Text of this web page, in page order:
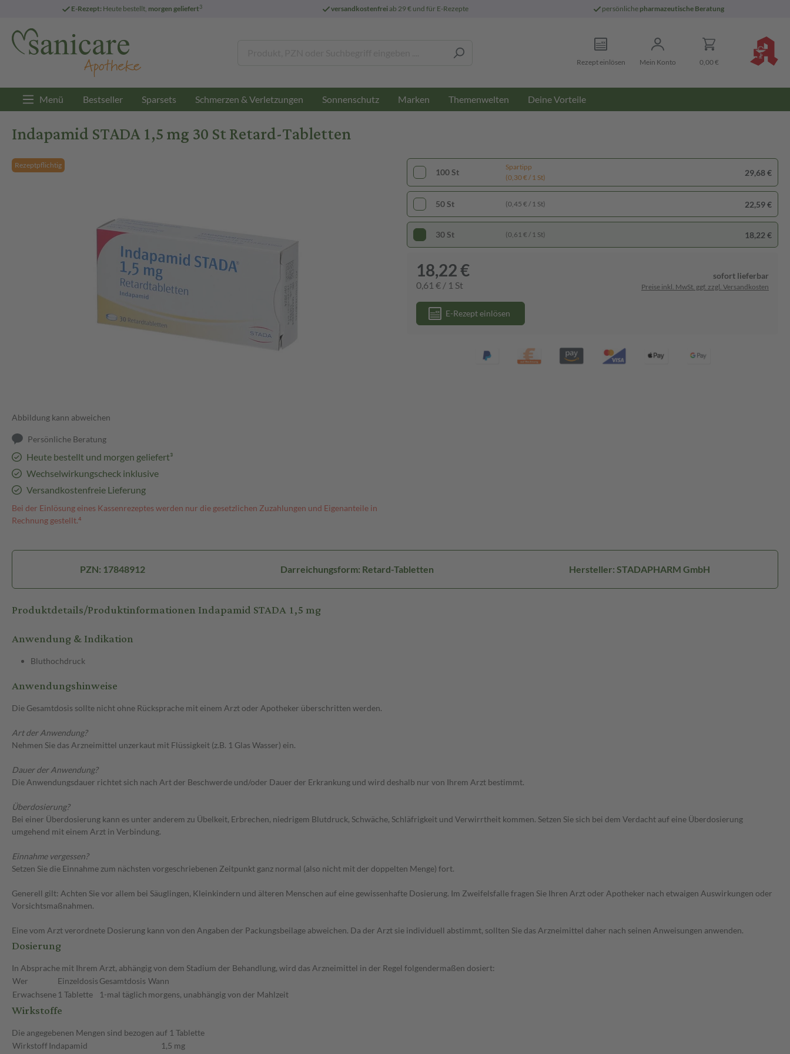
E-Rezept: Heute bestellt, morgen geliefert3 versandkostenfreiab 29 € und für E-Rezepte persönliche pharmazeutische Beratung
Rezept einlösen Mein Konto 0,00 €
Menü Bestseller Sparsets Schmerzen & Verletzungen Sonnenschutz Marken Themenwelten Deine Vorteile
Indapamid STADA 1,5 mg 30 St Retard-Tabletten
Rezeptpflichtig
Abbildung kann abweichen
Persönliche Beratung
Heute bestellt und morgen geliefert³
Wechselwirkungscheck inklusive
Versandkostenfreie Lieferung
Bei der Einlösung eines Kassenrezeptes werden nur die gesetzlichen Zuzahlungen und Eigenanteile in
Rechnung gestellt.⁴
100 St
Spartipp
(0,30 € / 1 St)
29,68 €
50 St (0,45 € / 1 St) 22,59 €
30 St (0,61 € / 1 St) 18,22 €
18,22 €
0,61 € / 1 St
sofort lieferbar
Preise inkl. MwSt. ggf. zzgl. Versandkosten
E-Rezept einlösen
PZN: 17848912 Darreichungsform: Retard-Tabletten Hersteller: STADAPHARM GmbH
Produktdetails/Produktinformationen Indapamid STADA 1,5 mg
Anwendung & Indikation
Bluthochdruck
Anwendungshinweise
Die Gesamtdosis sollte nicht ohne Rücksprache mit einem Arzt oder Apotheker überschritten werden.
Art der Anwendung?
Nehmen Sie das Arzneimittel unzerkaut mit Flüssigkeit (z.B. 1 Glas Wasser) ein.
Dauer der Anwendung?
Die Anwendungsdauer richtet sich nach Art der Beschwerde und/oder Dauer der Erkrankung und wird deshalb nur von Ihrem Arzt bestimmt.
Überdosierung?
Bei einer Überdosierung kann es unter anderem zu Übelkeit, Erbrechen, niedrigem Blutdruck, Schwäche, Schläfrigkeit und Verwirrtheit kommen. Setzen Sie sich bei dem Verdacht auf eine Überdosierung
umgehend mit einem Arzt in Verbindung.
Einnahme vergessen?
Setzen Sie die Einnahme zum nächsten vorgeschriebenen Zeitpunkt ganz normal (also nicht mit der doppelten Menge) fort.
Generell gilt: Achten Sie vor allem bei Säuglingen, Kleinkindern und älteren Menschen auf eine gewissenhafte Dosierung. Im Zweifelsfalle fragen Sie Ihren Arzt oder Apotheker nach etwaigen Auswirkungen oder
Vorsichtsmaßnahmen.
Eine vom Arzt verordnete Dosierung kann von den Angaben der Packungsbeilage abweichen. Da der Arzt sie individuell abstimmt, sollten Sie das Arzneimittel daher nach seinen Anweisungen anwenden.
Dosierung
In Absprache mit Ihrem Arzt, abhängig von dem Stadium der Behandlung, wird das Arzneimittel in der Regel folgendermaßen dosiert:
Wer
Einzeldosis Gesamtdosis Wann
Erwachsene 1 Tablette 1-mal täglich morgens, unabhängig von der Mahlzeit
Wirkstoffe
Die angegebenen Mengen sind bezogen auf 1 Tablette
WirkstoffIndapamid
1,5 mg